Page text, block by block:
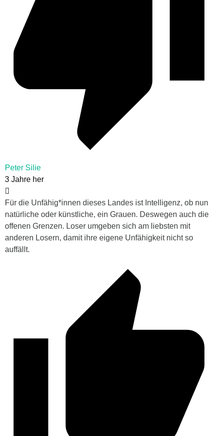
Peter Silie
3 Jahre her
Für die Unfähig*innen dieses Landes ist Intelligenz, ob nun
natürliche oder künstliche, ein Grauen. Deswegen auch die
offenen Grenzen. Loser umgeben sich am liebsten mit
anderen Losern, damit ihre eigene Unfähigkeit nicht so
auffällt.